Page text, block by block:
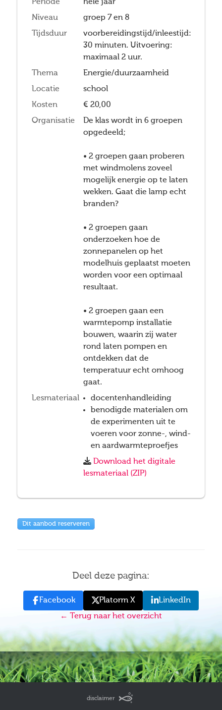
Periode
hele jaar
Niveau
groep 7 en 8
Tijdsduur
voorbereidingstijd/inleestijd:
30 minuten. Uitvoering:
maximaal 2 uur.
Thema
Energie/duurzaamheid
Locatie
school
Kosten
€ 20,00
Organisatie
De klas wordt in 6 groepen
opgedeeld;
• 2 groepen gaan proberen
met windmolens zoveel
mogelijk energie op te laten
wekken. Gaat die lamp echt
branden?
• 2 groepen gaan
onderzoeken hoe de
zonnepanelen op het
modelhuis geplaatst moeten
worden voor een optimaal
resultaat.
• 2 groepen gaan een
warmtepomp installatie
bouwen, waarin zij water
rond laten pompen en
ontdekken dat de
temperatuur echt omhoog
gaat.
Lesmateriaal
docentenhandleiding
benodigde materialen om
de experimenten uit te
voeren voor zonne-, wind-
en aardwarmteproefjes
Download het digitale
lesmateriaal (ZIP)
Dit aanbod reserveren
Deel deze pagina:
Facebook Platorm X
LinkedIn
← Terug naar het overzicht
disclaimer